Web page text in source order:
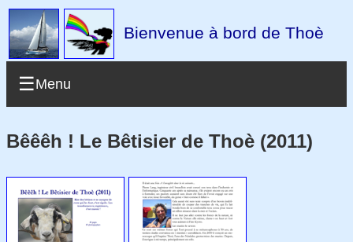
Bienvenue à bord de Thoè
Menu
Bêêêh ! Le Bêtisier de Thoè (2011)